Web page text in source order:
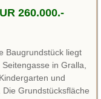
260.000.-
Baugrundstück liegt
in Gralla,
und
Die Grundstücksfläche